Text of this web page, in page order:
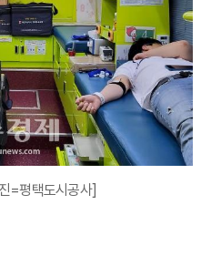
=평택도시공사]